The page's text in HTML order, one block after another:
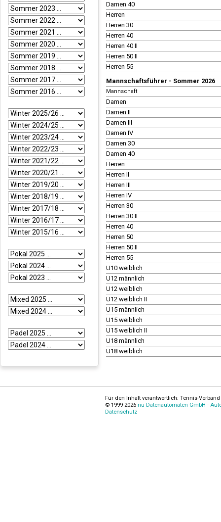
Damen 40
Herren
Herren 30
Herren 40
Herren 40 II
Herren 50 II
Herren 55
Mannschaftsführer - Sommer 2026
Mannschaft
Damen
Damen II
Damen III
Damen IV
Damen 30
Damen 40
Herren
Herren II
Herren III
Herren IV
Herren 30
Herren 30 II
Herren 40
Herren 50
Herren 50 II
Herren 55
U10 weiblich
U12 männlich
U12 weiblich
U12 weiblich II
U15 männlich
U15 weiblich
U15 weiblich II
U18 männlich
U18 weiblich
Für den Inhalt verantwortlich: Tennis-
© 1999-2026 nu Datenautomaten GmbH -
Datenschutz